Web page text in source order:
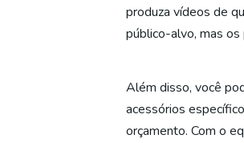
produza vídeos de
público-alvo, mas os
Além disso, você
acessórios
orçamento. Com o